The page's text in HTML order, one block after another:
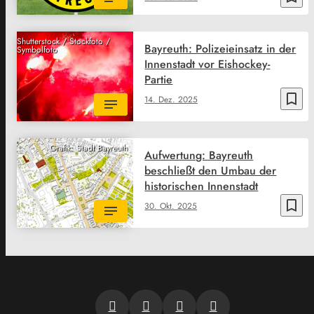
Shutterstock / Stockfoto /
Symbolfoto
bookmark_border
14. Dez. 2025
Bayreuth: Polizeieinsatz in der
Innenstadt vor Eishockey-
Partie
Grafik: Stadt Bayreuth
bookmark_border
30. Okt. 2025
Aufwertung: Bayreuth
beschließt den Umbau der
historischen Innenstadt